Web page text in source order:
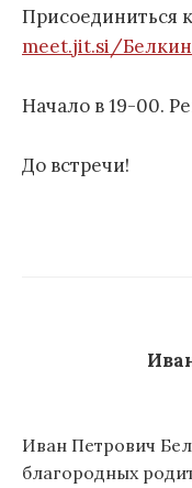
Присоединиться
meet.jit.si/Белкин
Начало в 19-00.
До встречи!
Иван Петрович
благородных